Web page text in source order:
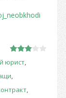
юрист